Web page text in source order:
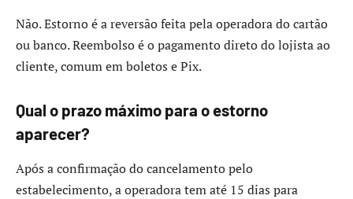
Não. Estorno é a reversão feita pela operadora do cartão
ou banco. Reembolso é o pagamento direto do lojista ao
cliente, comum em boletos e Pix.
Qual o prazo máximo para o estorno
aparecer?
Após a confirmação do cancelamento pelo
estabelecimento, a operadora tem até 15 dias para